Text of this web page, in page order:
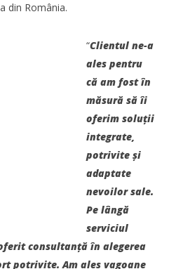
susține
de marfă în regiunea Mării
din România.
“Clientul ne-a
ales pentru
că am fost în
măsură să îi
oferim soluţii
integrate,
potrivite şi
adaptate
nevoilor sale.
Pe lângă
serviciul
consultanță în alegerea
potrivite. Am ales vagoane